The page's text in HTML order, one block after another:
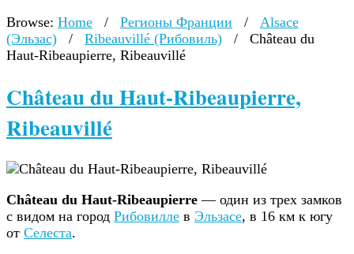
Browse: Home / Регионы Франции /
Alsace
(Эльзас)
/ Ribeauvillé (Рибовиль) /
Château du
Haut-Ribeaupierre, Ribeauvillé
Château du Haut-Ribeaupierre,
Ribeauvillé
Château du Haut-Ribeaupierre — один из трех замков
с видом на город Рибовилле в Эльзасе, в 16 км к югу
от Селеста.